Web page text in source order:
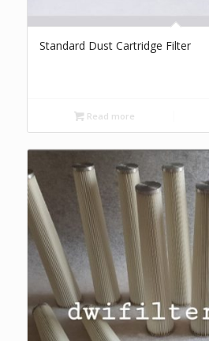
Standard Dust Cartridge Filter
Read more